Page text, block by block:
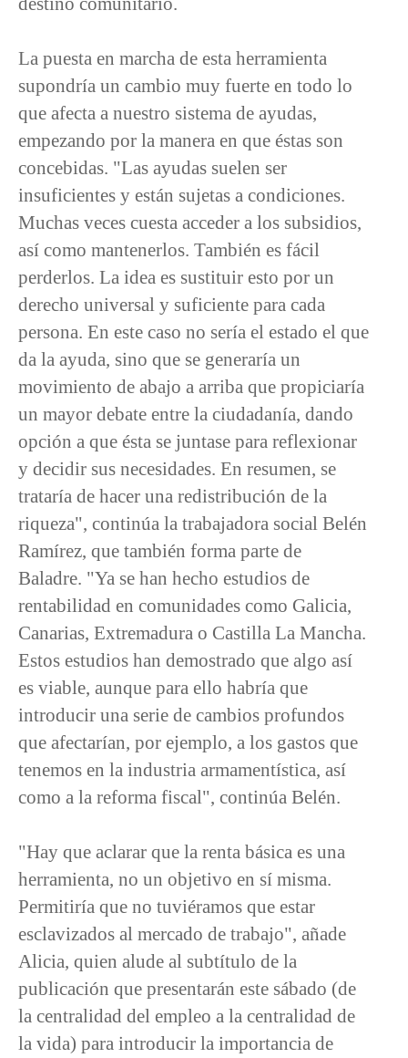
La puesta en marcha de esta herramienta
supondría un cambio muy fuerte en todo lo
que afecta a nuestro sistema de ayudas,
empezando por la manera en que éstas son
concebidas. "Las ayudas suelen ser
insuficientes y están sujetas a condiciones.
Muchas veces cuesta acceder a los subsidios,
así como mantenerlos. También es fácil
perderlos. La idea es sustituir esto por un
derecho universal y suficiente para cada
persona. En este caso no sería el estado el que
da la ayuda, sino que se generaría un
movimiento de abajo a arriba que propiciaría
un mayor debate entre la ciudadanía, dando
opción a que ésta se juntase para reflexionar
y decidir sus necesidades. En resumen, se
trataría de hacer una redistribución de la
riqueza", continúa la trabajadora social Belén
Ramírez, que también forma parte de
Baladre. "Ya se han hecho estudios de
rentabilidad en comunidades como Galicia,
Canarias, Extremadura o Castilla La Mancha.
Estos estudios han demostrado que algo así
es viable, aunque para ello habría que
introducir una serie de cambios profundos
que afectarían, por ejemplo, a los gastos que
tenemos en la industria armamentística, así
como a la reforma fiscal", continúa Belén.
"Hay que aclarar que la renta básica es una
herramienta, no un objetivo en sí misma.
Permitiría que no tuviéramos que estar
esclavizados al mercado de trabajo", añade
Alicia, quien alude al subtítulo de la
publicación que presentarán este sábado (de
la centralidad del empleo a la centralidad de
la vida) para introducir la importancia de